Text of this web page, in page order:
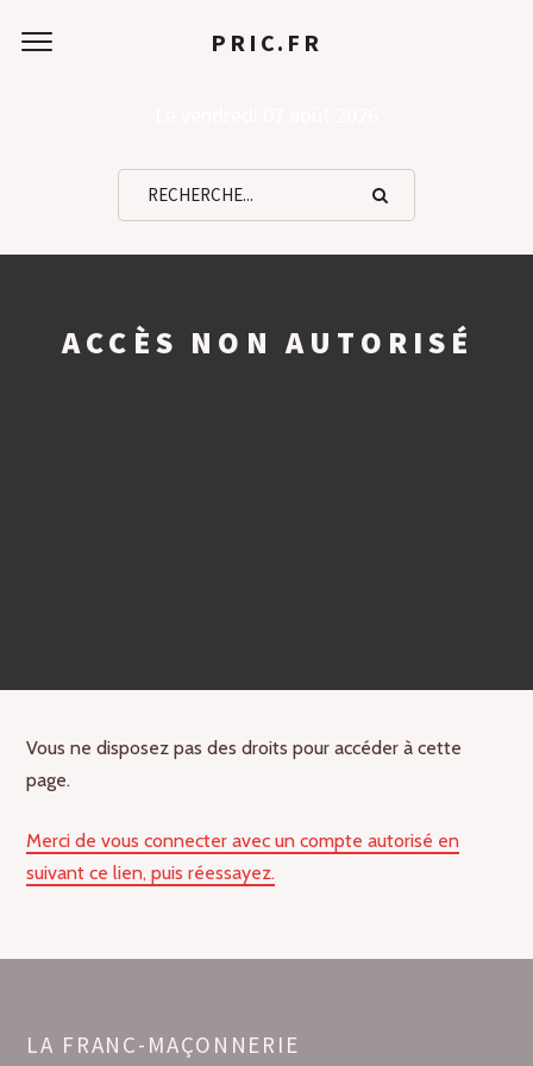
PRIC.FR
ACCÈS NON AUTORISÉ
Vous ne disposez pas des droits pour accéder à cette
page.
Merci de vous connecter avec un compte autorisé en
suivant ce lien, puis réessayez.
LA FRANC-MAÇONNERIE